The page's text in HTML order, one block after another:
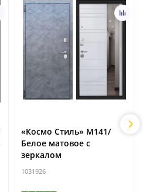
«Космо Стиль» М141/
Белое матовое с
зеркалом
1031926